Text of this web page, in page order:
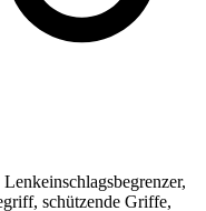
schützende Griffe,